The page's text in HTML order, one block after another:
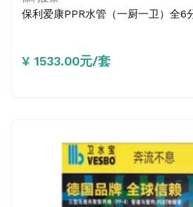
保利爱康PPR水管（一厨一卫）全6
¥ 1533.00元/套